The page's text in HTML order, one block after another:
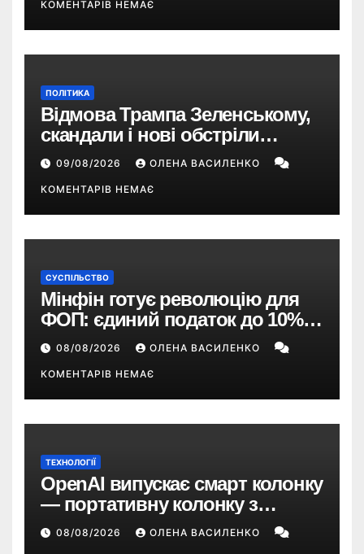
КОМЕНТАРІВ НЕМАЄ
ПОЛІТИКА
Відмова Трампа Зеленському,
скандали і нові обстріли
України – що пішло не так?
09/08/2026 ОЛЕНА ВАСИЛЕНКО
КОМЕНТАРІВ НЕМАЄ
СУСПІЛЬСТВО
Мінфін готує революцію для
ФОП: єдиний податок до 10%,
ПДВ з 2028 року та перегляд 2-ї
групи
08/08/2026 ОЛЕНА ВАСИЛЕНКО
КОМЕНТАРІВ НЕМАЄ
ТЕХНОЛОГІЇ
OpenAI випускає смарт колонку
— портативну колонку з
ChatGPT, камерою та цінником
понад $300
08/08/2026 ОЛЕНА ВАСИЛЕНКО